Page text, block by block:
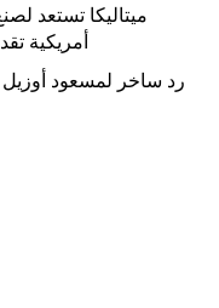
ميتاليكا تستعد
أمريكية
رد ساخر لمسعود